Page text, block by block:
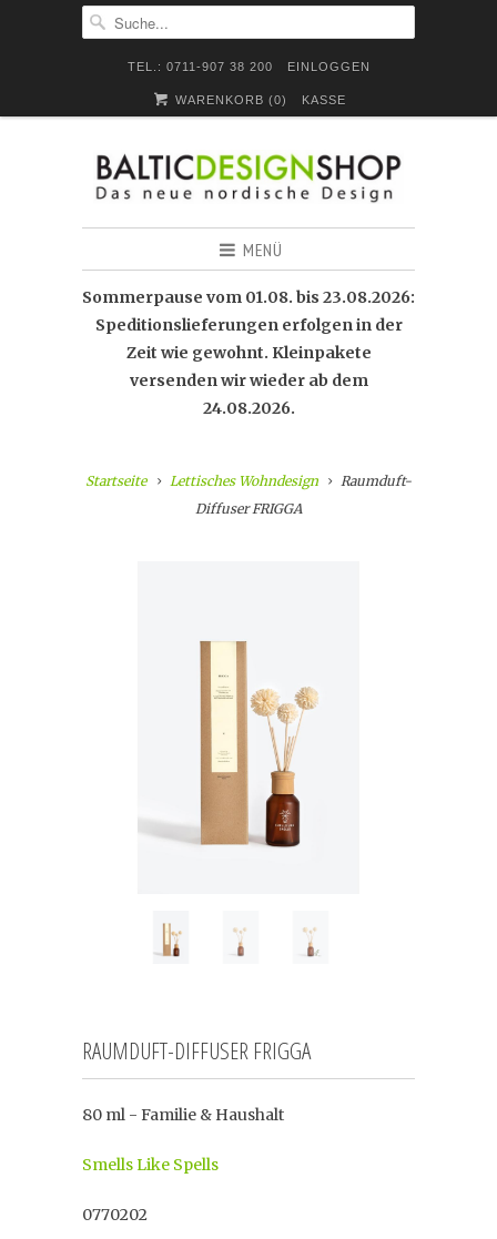
TEL.: 0711-907 38 200 EINLOGGEN
WARENKORB (0) KASSE
MENÜ
Sommerpause vom 01.08. bis 23.08.2026:
Speditionslieferungen erfolgen in der
Zeit wie gewohnt. Kleinpakete
versenden wir wieder ab dem
24.08.2026.
Startseite Lettisches Wohndesign
Raumduft-
Diffuser FRIGGA
RAUMDUFT-DIFFUSER FRIGGA
80 ml - Familie & Haushalt
Smells Like Spells
0770202